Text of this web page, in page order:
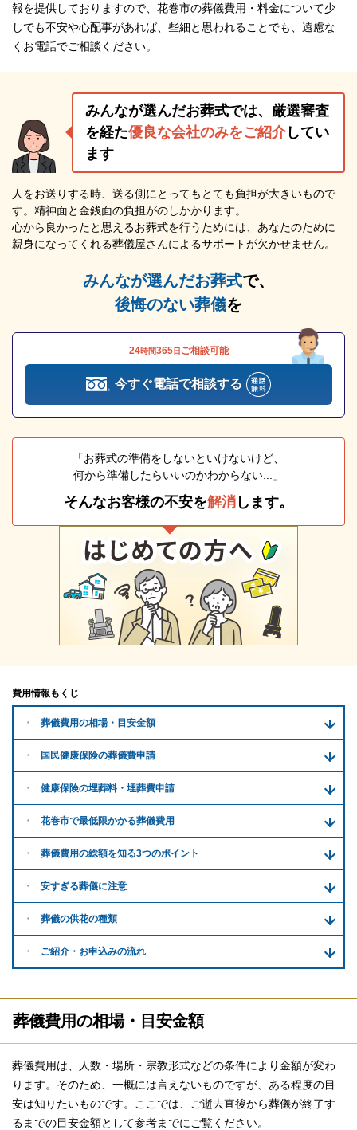
報を提供しておりますので、花巻市の葬儀費用・料金について少
しでも不安や心配事があれば、些細と思われることでも、遠慮な
くお電話でご相談ください。
みんなが選んだお葬式では、厳選審査
を経た優良な会社のみをご紹介してい
ます
人をお送りする時、送る側にとってもとても負担が大きいもので
す。精神面と金銭面の負担がのしかかります。
心から良かったと思えるお葬式を行うためには、あなたのために
親身になってくれる葬儀屋さんによるサポートが欠かせません。
みんなが選んだお葬式で、
後悔のない葬儀を
24時間365日 ご相談可能
今すぐ電話で相談する
「お葬式の準備をしないといけないけど、
何から準備したらいいのかわからない...」
そんなお客様の不安を解消 します。
費用情報もくじ
葬儀費用の相場・目安金額
国民健康保険の葬儀費申請
健康保険の埋葬料・ 埋葬費申請
花巻市で最低限かかる葬儀費用
葬儀費用の総額を知る3つのポイント
安すぎる葬儀に注意
葬儀の供花の種類
ご紹介・ お申込みの流れ
葬儀費用の相場・目安金額
葬儀費用は、人数・場所・宗教形式などの条件により金額が変わ
ります。そのため、一概には言えないものですが、ある程度の目
安は知りたいものです。ここでは、ご逝去直後から葬儀が終了す
るまでの目安金額として参考までにご覧ください。